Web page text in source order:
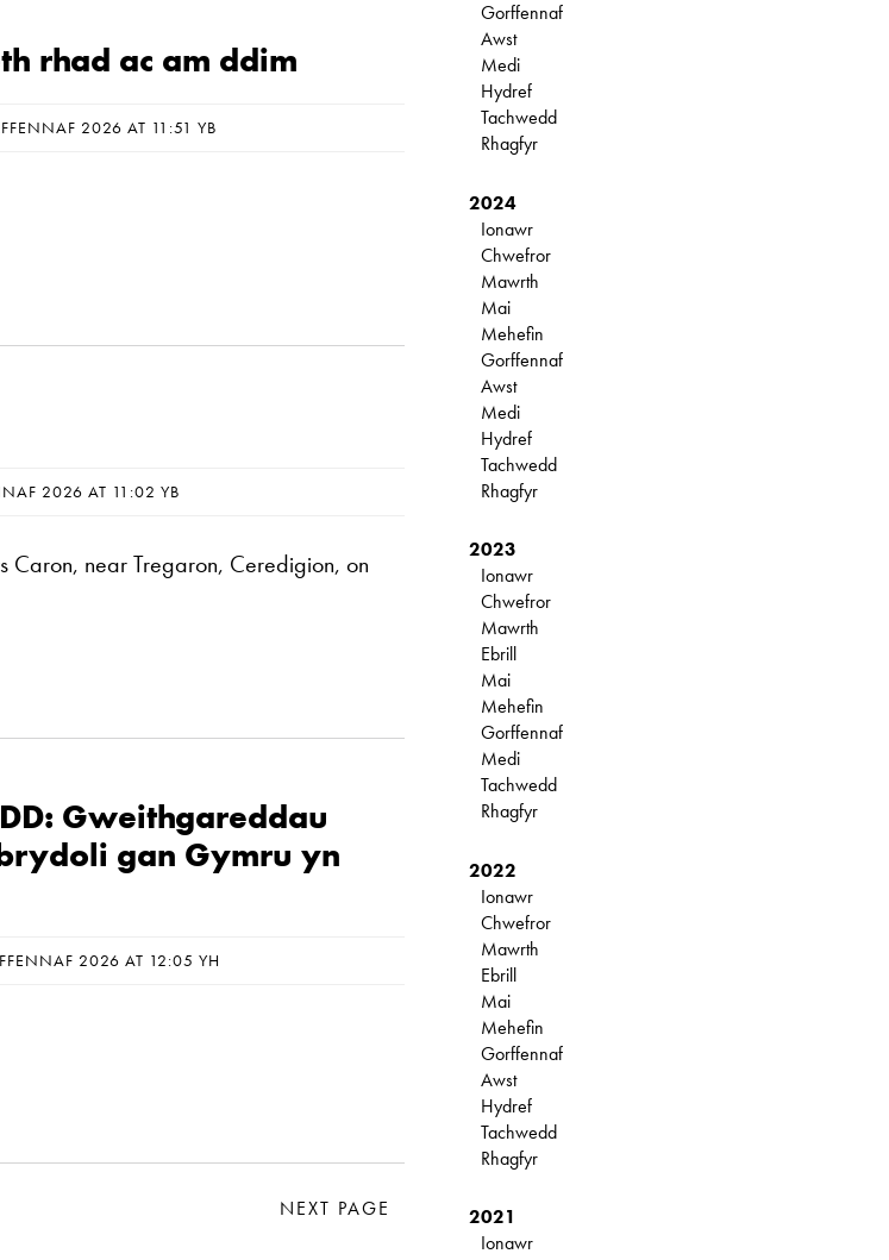
rhad ac am ddim
2026 AT 11:51 YB
2026 AT 11:02 YB
Caron, near Tregaron, Ceredigion, on
Gweithgareddau
gan Gymru yn
2026 AT 12:05 YH
NEXT PAGE
Gorffennaf
Awst
Medi
Hydref
Tachwedd
Rhagfyr
2024
Ionawr
Chwefror
Mawrth
Mai
Mehefin
Gorffennaf
Awst
Medi
Hydref
Tachwedd
Rhagfyr
2023
Ionawr
Chwefror
Mawrth
Ebrill
Mai
Mehefin
Gorffennaf
Medi
Tachwedd
Rhagfyr
2022
Ionawr
Chwefror
Mawrth
Ebrill
Mai
Mehefin
Gorffennaf
Awst
Hydref
Tachwedd
Rhagfyr
2021
Ionawr